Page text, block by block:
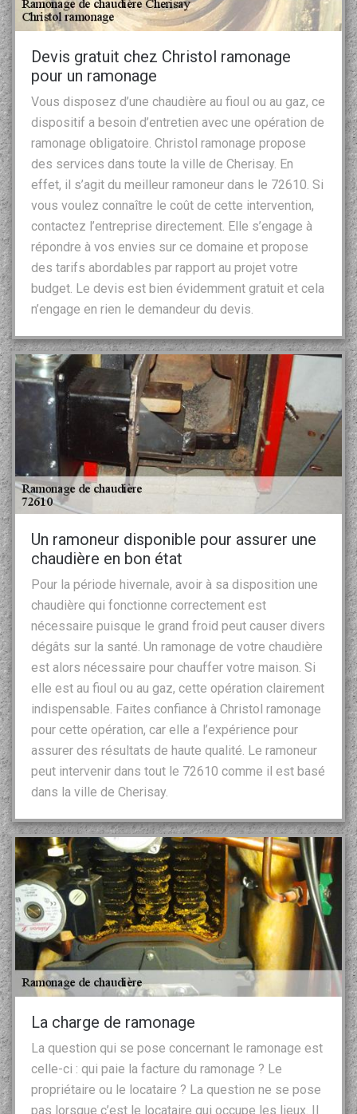
Devis gratuit chez Christol ramonage
pour un ramonage
Vous disposez d’une chaudière au fioul ou au gaz, ce
dispositif a besoin d’entretien avec une opération de
ramonage obligatoire. Christol ramonage propose
des services dans toute la ville de Cherisay. En
effet, il s’agit du meilleur ramoneur dans le 72610. Si
vous voulez connaître le coût de cette intervention,
contactez l’entreprise directement. Elle s’engage à
répondre à vos envies sur ce domaine et propose
des tarifs abordables par rapport au projet votre
budget. Le devis est bien évidemment gratuit et cela
n’engage en rien le demandeur du devis.
Un ramoneur disponible pour assurer une
chaudière en bon état
Pour la période hivernale, avoir à sa disposition une
chaudière qui fonctionne correctement est
nécessaire puisque le grand froid peut causer divers
dégâts sur la santé. Un ramonage de votre chaudière
est alors nécessaire pour chauffer votre maison. Si
elle est au fioul ou au gaz, cette opération clairement
indispensable. Faites confiance à Christol ramonage
pour cette opération, car elle a l’expérience pour
assurer des résultats de haute qualité. Le ramoneur
peut intervenir dans tout le 72610 comme il est basé
dans la ville de Cherisay.
La charge de ramonage
La question qui se pose concernant le ramonage est
celle-ci : qui paie la facture du ramonage ? Le
propriétaire ou le locataire ? La question ne se pose
pas lorsque c’est le locataire qui occupe les lieux. Il